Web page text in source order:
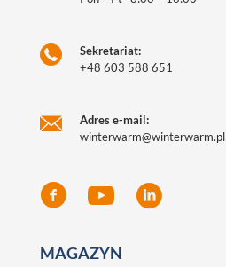
Sekretariat:
+48 603 588 651
Adres e-mail:
winterwarm@winterwarm.pl
MAGAZYN